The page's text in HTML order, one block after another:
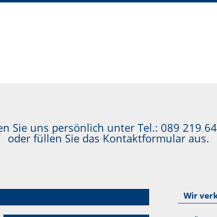
Sie uns persönlich unter Tel.: 089 219
oder füllen Sie das Kontaktformular aus.
Wir